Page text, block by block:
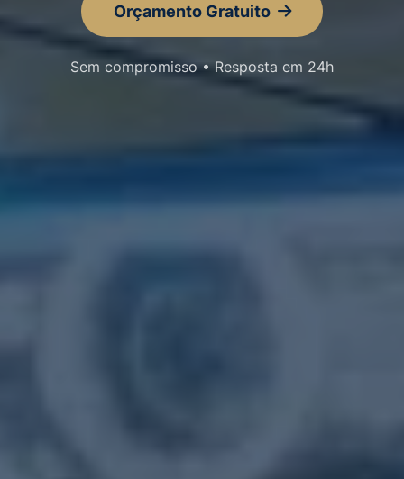
Orçamento Gratuito
Sem compromisso • Resposta em 24h